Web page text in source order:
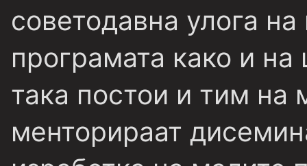
советодавна улога
програмата како и
така постои и тим на
менторираат